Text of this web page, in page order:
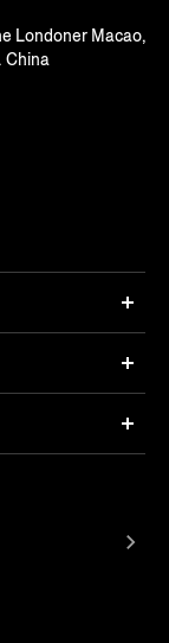
Londoner Macao,
China